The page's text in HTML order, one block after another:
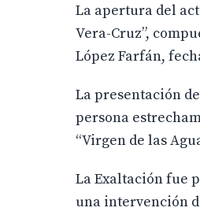
La apertura del
Vera-Cruz”,
López Farfán,
La presentación
persona
“Virgen de las
La Exaltación fue
una intervención